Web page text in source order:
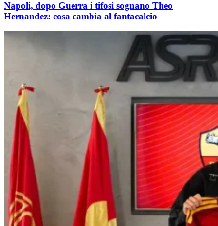
Napoli, dopo Guerra i tifosi sognano Theo
Hernandez: cosa cambia al fantacalcio